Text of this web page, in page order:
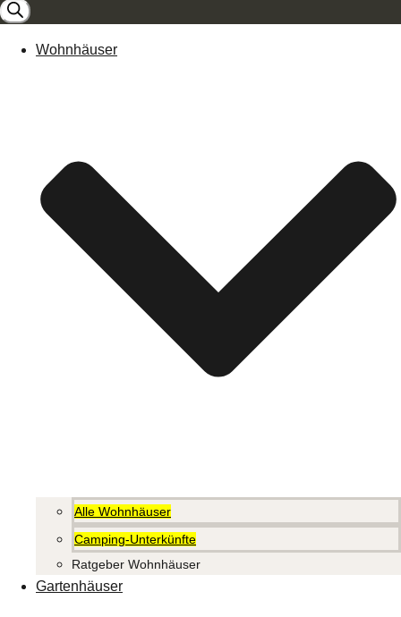
search
Wohnhäuser
Alle Wohnhäuser
Camping-Unterkünfte
Ratgeber Wohnhäuser
Gartenhäuser